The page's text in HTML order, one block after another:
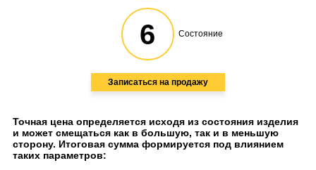
6 Состояние
Записаться на продажу
Точная цена определяется исходя из состояния изделия
и может смещаться как в большую, так и в меньшую
сторону. Итоговая сумма формируется под влиянием
таких параметров: